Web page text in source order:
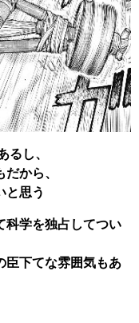
るし、
から、
と思う
科学を独占してつい
臣下てな雰囲気もあ